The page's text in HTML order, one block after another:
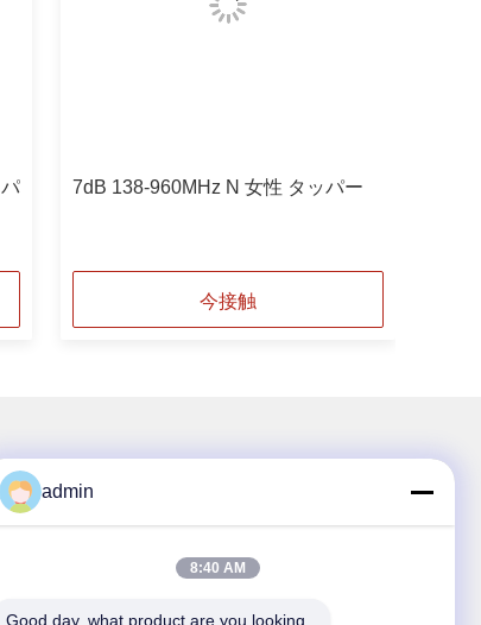
7dB 138-960MHz N 女性 タッパー
今接触
ュースレター
得な情報をお届けするニュースレターにご
。
admin
8:40 AM
Good day, what product are you looking